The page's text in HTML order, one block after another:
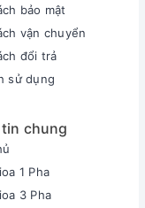
bảo mật
vận chuyển
đổi trả
sử dụng
chung
1 Pha
3 Pha